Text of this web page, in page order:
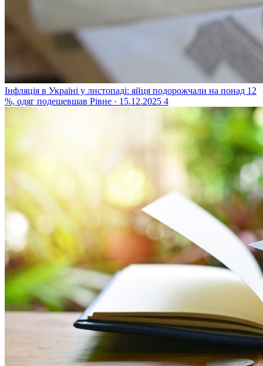
Інфляція в Україні у листопаді: яйця подорожчали на понад 12
%, одяг подешевшав Рівне · 15.12.2025 4